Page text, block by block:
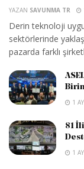
YAZAN SAVUNMA TR
Derin teknoloji
sektörlerinde
pazarda farklı
1
81
1